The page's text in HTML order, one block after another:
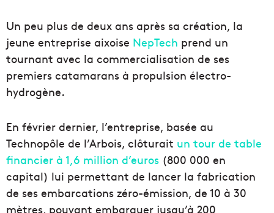
Un peu plus de deux ans après sa création, la
jeune entreprise aixoise NepTech prend un
tournant avec la commercialisation de ses
premiers catamarans à propulsion électro-
hydrogène.
En février dernier, l’entreprise, basée au
Technopôle de l’Arbois, clôturait un tour de table
financier à 1,6 million d’euros (800 000 en
capital) lui permettant de lancer la fabrication
de ses embarcations zéro-émission, de 10 à 30
mètres, pouvant embarquer jusqu’à 200